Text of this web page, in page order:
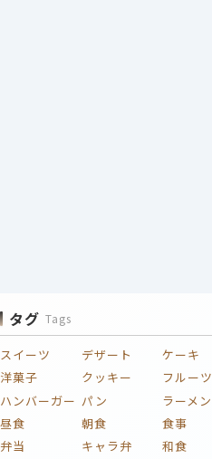
タグ Tags
スイーツ デザート ケーキ
洋菓子
クッキー フルーツ
ハンバーガー パン ラーメン
昼食
朝食 食事
弁当
キャラ弁 和食